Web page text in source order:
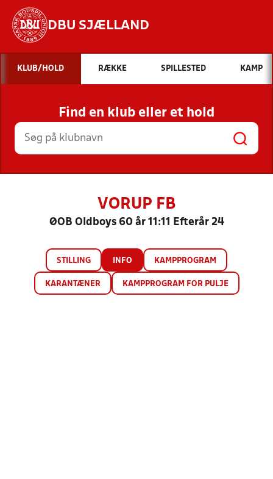
DBU SJÆLLAND
Hvad vil du søge efter?
INDHOLD OG NYHEDER
STILLINGER, RESULTATER, KLUBBER OG
HOLD
KLUB/HOLD RÆKKE SPILLESTED KAMP
Find en klub eller et hold
VORUP FB
ØOB Oldboys 60 år 11:11 Efterår 24
STILLING INFO KAMPPROGRAM
KARANTÆNER KAMPPROGRAM FOR PULJE